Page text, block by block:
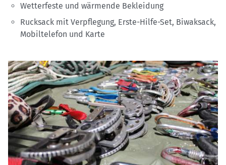
Wetterfeste und wärmende Bekleidung
Rucksack mit Verpflegung, Erste-Hilfe-Set, Biwaksack,
Mobiltelefon und Karte